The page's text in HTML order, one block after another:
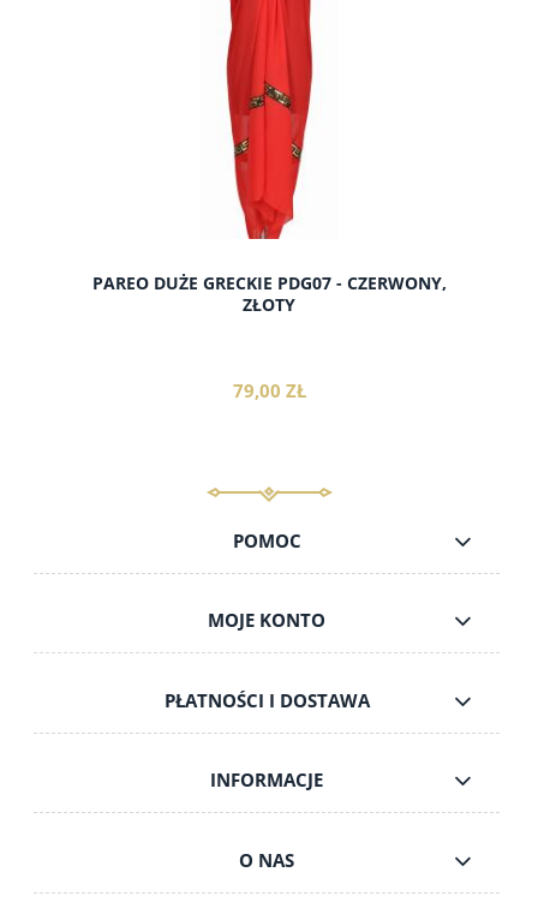
PAREO DUŻE GRECKIE PDG07 - CZERWONY,
ZŁOTY
79,00 ZŁ
do koszyka
POMOC
MOJE KONTO
PŁATNOŚCI I DOSTAWA
INFORMACJE
O NAS